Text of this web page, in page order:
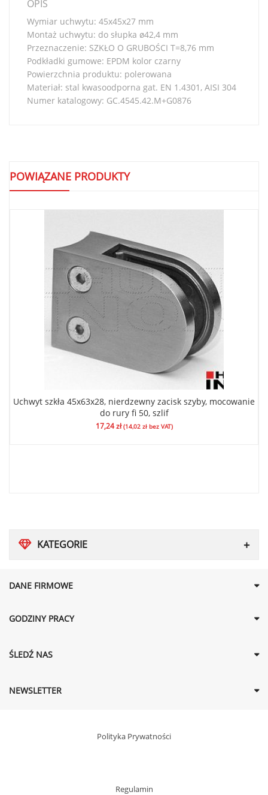
KATEGORIE
OPIS
Wymiar uchwytu: 45x45x27 mm
Montaż uchwytu: do słupka ø42,4 mm
Przeznaczenie: SZKŁO O GRUBOŚCI T=8,76 mm
Podkładki gumowe: EPDM kolor czarny
Powierzchnia produktu: polerowana
Materiał: stal kwasoodporna gat. EN 1.4301, AISI 304
Numer katalogowy: GC.4545.42.M+G0876
POWIĄZANE PRODUKTY
Uchwyt szkła 45x63x28, nierdzewny zacisk szyby, mocowanie
do rury fi 50, szlif
17,24zł (14,02 złbez VAT)
DANE FIRMOWE
GODZINY PRACY
ŚLEDŹ NAS
NEWSLETTER
Polityka Prywatności
Regulamin